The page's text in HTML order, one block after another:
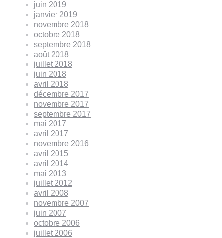
juin 2019
janvier 2019
novembre 2018
octobre 2018
septembre 2018
août 2018
juillet 2018
juin 2018
avril 2018
décembre 2017
novembre 2017
septembre 2017
mai 2017
avril 2017
novembre 2016
avril 2015
avril 2014
mai 2013
juillet 2012
avril 2008
novembre 2007
juin 2007
octobre 2006
juillet 2006